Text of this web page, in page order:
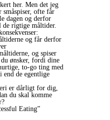
her. Men det jeg
småspiser, ofte får
dagen og derfor
rigtige måltider.
og får derfor
og spiser
ønsker, fordi dine
to-go ting med
de egentlige
er dårligt for dig,
du skal komme
Eating”